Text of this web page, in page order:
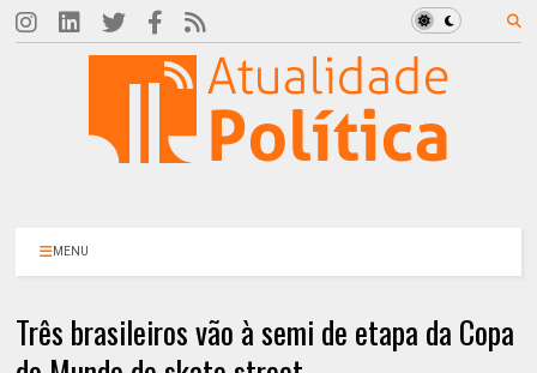
MENU
Três brasileiros vão à semi de etapa da Copa